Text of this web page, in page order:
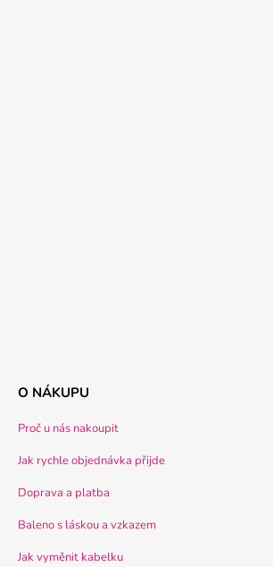
O NÁKUPU
Proč u nás nakoupit
Jak rychle objednávka přijde
Doprava a platba
Baleno s láskou a vzkazem
Jak vyměnit kabelku